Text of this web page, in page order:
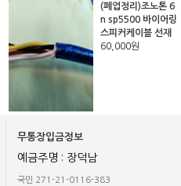
(폐업정리)조노톤 6
n sp5500 바이어링
스피커케이블 선재
60,000원
무통장입금정보
예금주명 : 장덕남
국민 271-21-0116-383